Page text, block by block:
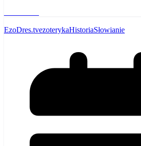
EzoDres.tvezoterykaHistoriaSłowianie